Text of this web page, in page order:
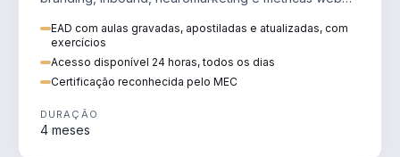
EAD com aulas gravadas, apostiladas e atualizadas, com
exercícios
Acesso disponível 24 horas, todos os dias
Certificação reconhecida pelo MEC
DURAÇÃO
4 meses